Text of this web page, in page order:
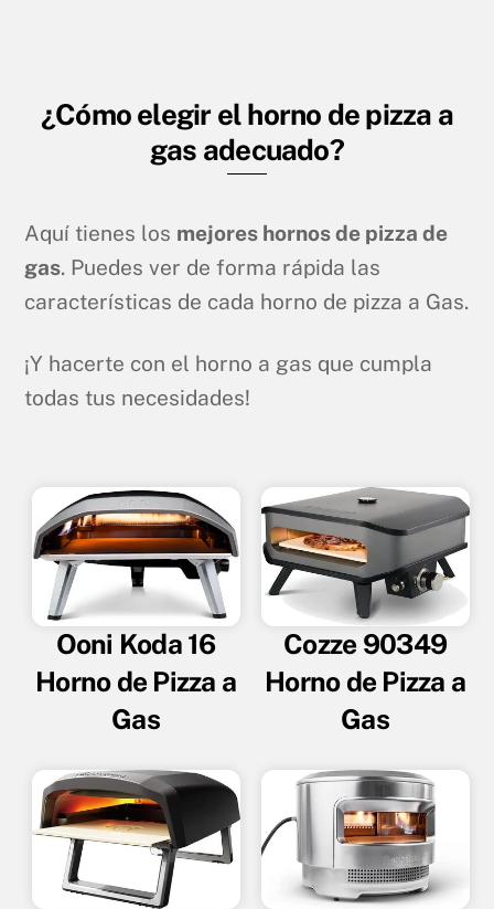
¿Cómo elegir el horno de pizza a
gas adecuado?
Aquí tienes los mejores hornos de pizza de
gas. Puedes ver de forma rápida las
características de cada horno de pizza a Gas.
¡Y hacerte con el horno a gas que cumpla
todas tus necesidades!
Ooni Koda 16
Horno de Pizza a
Gas
Cozze 90349
Horno de Pizza a
Gas